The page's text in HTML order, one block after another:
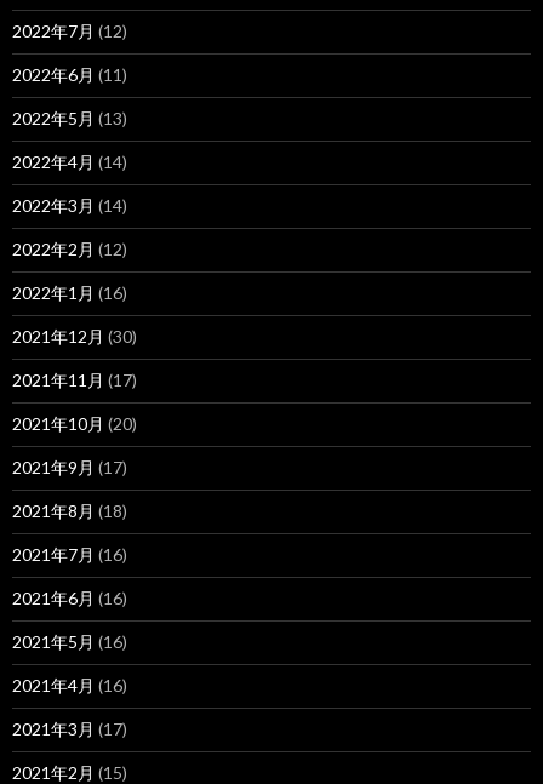
2022年7月 (12)
2022年6月 (11)
2022年5月 (13)
2022年4月 (14)
2022年3月 (14)
2022年2月 (12)
2022年1月 (16)
2021年12月 (30)
2021年11月 (17)
2021年10月 (20)
2021年9月 (17)
2021年8月 (18)
2021年7月 (16)
2021年6月 (16)
2021年5月 (16)
2021年4月 (16)
2021年3月 (17)
2021年2月 (15)